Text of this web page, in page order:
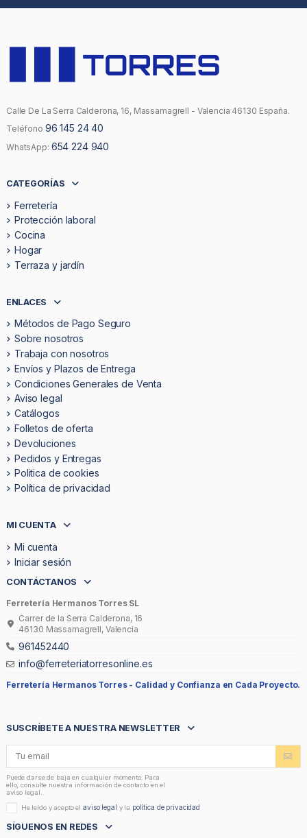
Calle De La Serra Calderona, 16, Massamagrell - Valencia 46130 España.
Teléfono 96 145 24 40
WhatsApp: 654 224 940
CATEGORÍAS
Ferretería
Protección laboral
Cocina
Hogar
Terraza y jardín
ENLACES
Métodos de Pago Seguro
Sobre nosotros
Trabaja con nosotros
Envíos y Plazos de Entrega
Condiciones Generales de Venta
Aviso legal
Catálogos
Folletos de oferta
Devoluciones
Pedidos y Entregas
Politica de cookies
Política de privacidad
MI CUENTA
Mi cuenta
Iniciar sesión
CONTÁCTANOS
Ferretería Hermanos Torres SL
Carrer de la Serra Calderona, 16
46130 Massamagrell, Valencia
961452440
info@ferreteriatorresonline.es
Ferretería Hermanos Torres - Calidad y Confianza en Cada Proyecto.
SUSCRÍBETE A NUESTRA NEWSLETTER
Puede darse de baja en cualquier momento. Para
ello, consulte nuestra información de contacto en el
aviso legal.
He leído y acepto elaviso legal y la política de privacidad
SÍGUENOS EN REDES